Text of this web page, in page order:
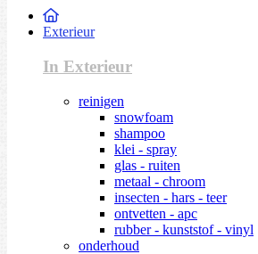
Exterieur
In Exterieur
reinigen
snowfoam
shampoo
klei - spray
glas - ruiten
metaal - chroom
insecten - hars - teer
ontvetten - apc
rubber - kunststof - vinyl
onderhoud